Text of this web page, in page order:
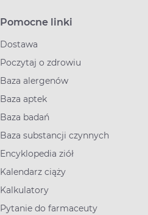
Pomocne linki
Dostawa
Poczytaj o zdrowiu
Baza alergenów
Baza aptek
Baza badań
Baza substancji czynnych
Encyklopedia ziół
Kalendarz ciąży
Kalkulatory
Pytanie do farmaceuty